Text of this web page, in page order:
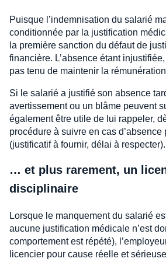
Puisque l’indemnisation du salarié
conditionnée par la justification
la première sanction du défaut de
financière. L’absence étant injustifiée,
pas tenu de maintenir la
Si le salarié a justifié son absence
avertissement ou un blâme peuvent
également être utile de lui rappeler,
procédure à suivre en cas d’absence
(justificatif à fournir, délai à respecter).
… et plus rarement, un
disciplinaire
Lorsque le manquement du salarié
aucune justification médicale n’est
comportement est répété),
licencier pour cause réelle et